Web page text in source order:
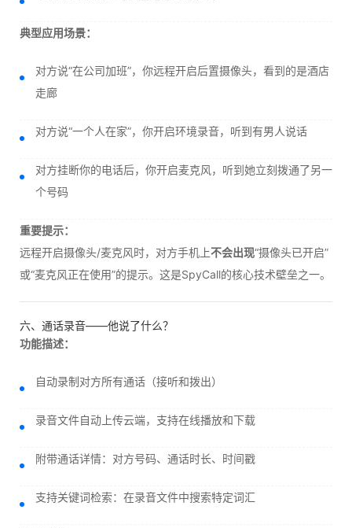
典型应用场景：
对方说“在公司加班”，你远程开启后置摄像头，看到的是酒店
走廊
对方说“一个人在家”，你开启环境录音，听到有男人说话
对方挂断你的电话后，你开启麦克风，听到她立刻拨通了另一
个号码
重要提示：
远程开启摄像头/麦克风时，对方手机上不会出现“摄像头已开启”
或“麦克风正在使用”的提示。这是SpyCall的核心技术壁垒之一。
六、通话录音——他说了什么？
功能描述：
自动录制对方所有通话（接听和拨出）
录音文件自动上传云端，支持在线播放和下载
附带通话详情：对方号码、通话时长、时间戳
支持关键词检索：在录音文件中搜索特定词汇